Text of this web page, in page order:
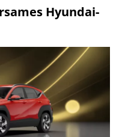
Hyundai-